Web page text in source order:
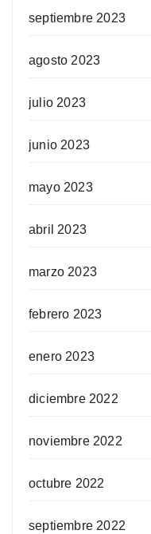
septiembre 2023
agosto 2023
julio 2023
junio 2023
mayo 2023
abril 2023
marzo 2023
febrero 2023
enero 2023
diciembre 2022
noviembre 2022
octubre 2022
septiembre 2022